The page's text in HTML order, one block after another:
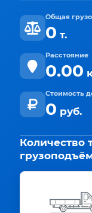
Общая
0 т.
Расстояние
0.00
Стоимость
0 руб.
Количество